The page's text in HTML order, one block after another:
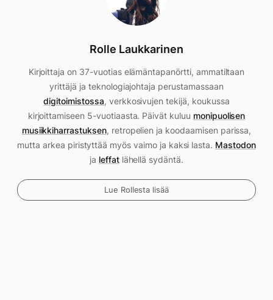
Rolle Laukkarinen
Kirjoittaja on 37-vuotias elämäntapanörtti, ammatiltaan
yrittäjä ja teknologiajohtaja perustamassaan
digitoimistossa, verkkosivujen tekijä, koukussa
kirjoittamiseen 5-vuotiaasta. Päivät kuluu monipuolisen
musiikkiharrastuksen, retropelien ja koodaamisen parissa,
mutta arkea piristyttää myös vaimo ja kaksi lasta. Mastodon
ja leffatlähellä sydäntä.
Lue Rollesta lisää